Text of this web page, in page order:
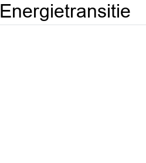
Energietransitie